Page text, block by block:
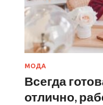
МОДА
Всегда
отлично,